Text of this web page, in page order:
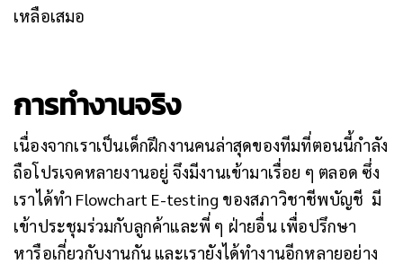
เหลือเสมอ
การทำงานจริง
เนื่องจากเราเป็นเด็กฝึกงานคนล่าสุดของทีมที่ตอนนี้กำลัง
ถือโปรเจคหลายงานอยู่ จึงมีงานเข้ามาเรื่อย ๆ ตลอด ซึ่ง
เราได้ทำ Flowchart E-testing ของสภาวิชาชีพบัญชี มี
เข้าประชุมร่วมกับลูกค้าและพี่ ๆ ฝ่ายอื่น เพื่อปรึกษา
หารือเกี่ยวกับงานกัน และเรายังได้ทำงานอีกหลายอย่าง